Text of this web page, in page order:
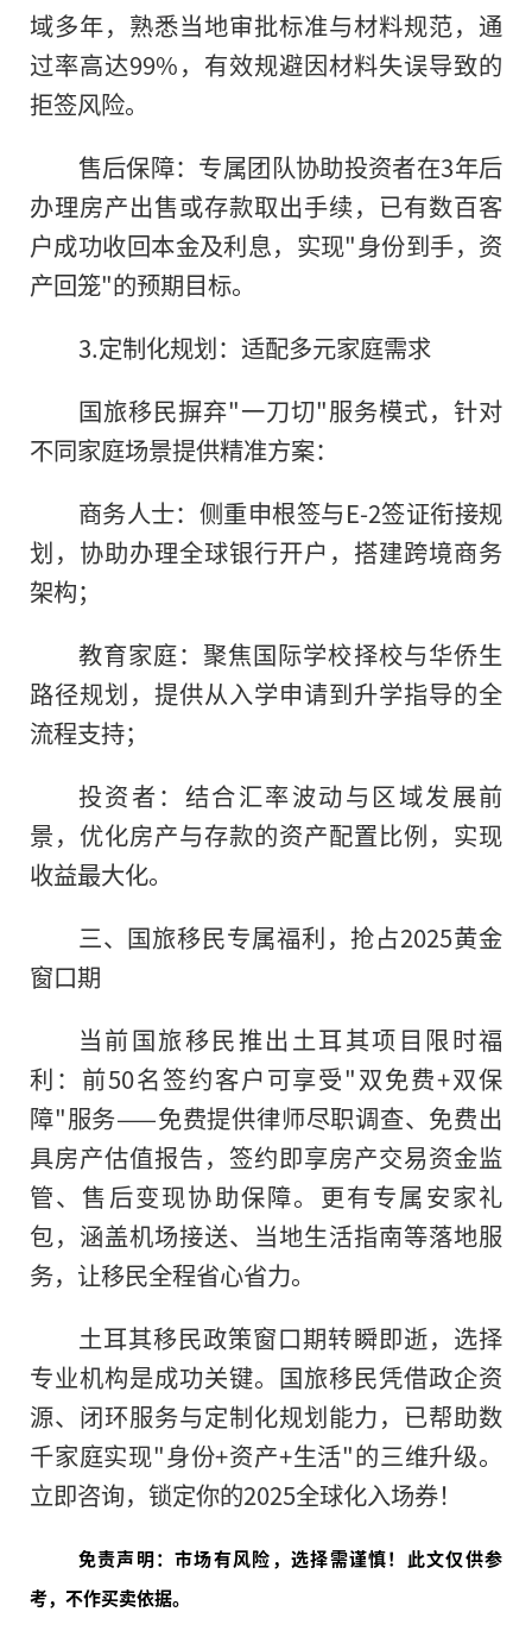
域多年，熟悉当地审批标准与材料规范，通
过率高达99%，有效规避因材料失误导致的
拒签风险。
售后保障：专属团队协助投资者在3年后
办理房产出售或存款取出手续，已有数百客
户成功收回本金及利息，实现"身份到手，资
产回笼"的预期目标。
3.定制化规划：适配多元家庭需求
国旅移民摒弃"一刀切"服务模式，针对
不同家庭场景提供精准方案：
商务人士：侧重申根签与E-2签证衔接规
划，协助办理全球银行开户，搭建跨境商务
架构；
教育家庭：聚焦国际学校择校与华侨生
路径规划，提供从入学申请到升学指导的全
流程支持；
投资者：结合汇率波动与区域发展前
景，优化房产与存款的资产配置比例，实现
收益最大化。
三、国旅移民专属福利，抢占2025黄金
窗口期
当前国旅移民推出土耳其项目限时福
利：前50名签约客户可享受"双免费+双保
障"服务——免费提供律师尽职调查、免费出
具房产估值报告，签约即享房产交易资金监
管、售后变现协助保障。更有专属安家礼
包，涵盖机场接送、当地生活指南等落地服
务，让移民全程省心省力。
土耳其移民政策窗口期转瞬即逝，选择
专业机构是成功关键。国旅移民凭借政企资
源、闭环服务与定制化规划能力，已帮助数
千家庭实现"身份+资产+生活"的三维升级。
立即咨询，锁定你的2025全球化入场券！
免责声明：市场有风险，选择需谨慎！此文仅供参
考，不作买卖依据。